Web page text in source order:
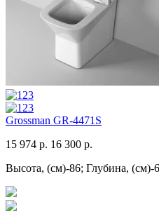
Grossman GR-4471S
15 974 р. 16 300 р.
Высота, (см)-86; Глубина, (см)-